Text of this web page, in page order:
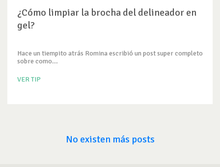
¿Cómo limpiar la brocha del delineador en
gel?
Hace un tiempito atrás Romina escribió un post super completo
sobre como...
VER TIP
No existen más posts